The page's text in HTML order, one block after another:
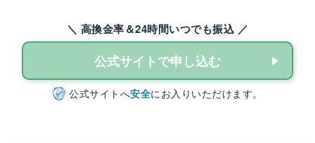
＼ 高換金率＆24時間いつでも振込 ／
公式サイトで申し込む
公式サイトへ安全にお入りいただけます。